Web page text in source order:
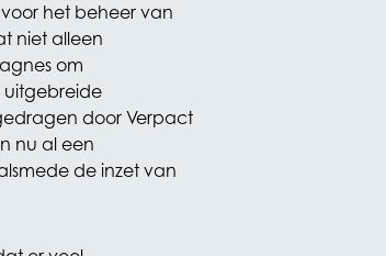
het beheer van
niet alleen
om
uitgebreide
door Verpact
nu al een
de inzet van